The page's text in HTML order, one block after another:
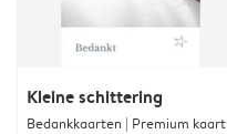
Kleine schittering
Bedankkaarten | Premium kaart